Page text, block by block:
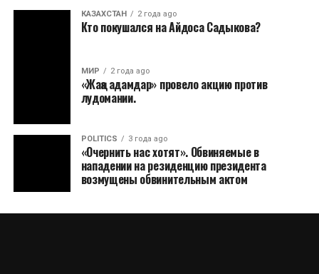
КАЗАХСТАН 2 года ago
Кто покушался на Айдоса Садыкова?
МИР 2 года ago
«Жаңа адамдар» провело акцию против
лудомании.
POLITICS 3 года ago
«Очернить нас хотят». Обвиняемые в
нападении на резиденцию президента
возмущены обвинительным актом